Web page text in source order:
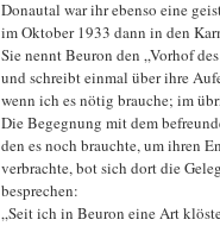
Donautal war ihr ebenso eine
im Oktober 1933 dann in den
Sie nennt Beuron den „Vorhof
und schreibt einmal über ihre
wenn ich es nötig brauche; im
Die Begegnung mit dem
den es noch brauchte, um ihren
verbrachte, bot sich dort die
besprechen:
„Seit ich in Beuron eine Art